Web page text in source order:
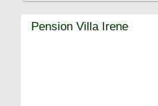
Pension Villa Irene